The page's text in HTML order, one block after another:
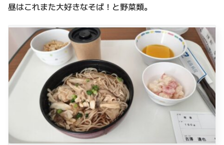
昼はこれまた大好きなそば！と野菜類。